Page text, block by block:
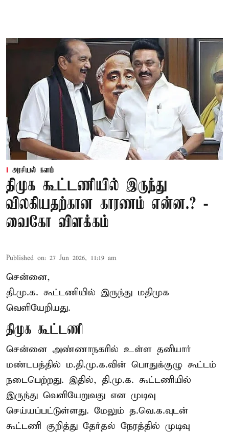
அரசியல் களம்
திமுக கூட்டணியில் இருந்து
விலகியதற்கான காரணம் என்ன.? -
வைகோ விளக்கம்
Published on: 27 Jun 2026, 11:19 am
சென்னை,
தி.மு.க. கூட்டணியில் இருந்து மதிமுக
வெளியேறியது.
திமுக கூட்டணி
சென்னை அண்ணாநகரில் உள்ள தனியார்
மண்டபத்தில் ம.தி.மு.க.வின் பொதுக்குழு கூட்டம்
நடைபெற்றது. இதில், தி.மு.க. கூட்டணியில்
இருந்து வெளியேறுவது என முடிவு
செய்யப்பட்டுள்ளது. மேலும் த.வெ.க.வுடன்
கூட்டணி குறித்து தேர்தல் நேரத்தில் முடிவு